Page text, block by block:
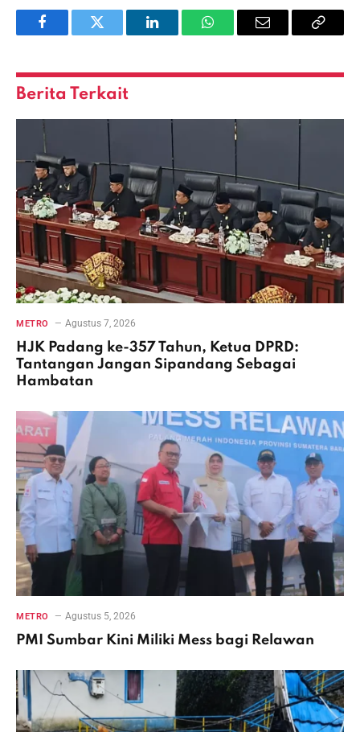
FacebookTwitter LinkedInWhatsAppEmail
Copy
Berita Terkait
METRO Agustus 7, 2026
HJK Padang ke-357 Tahun, Ketua DPRD:
Tantangan Jangan Sipandang Sebagai
Hambatan
METRO Agustus 5, 2026
PMI Sumbar Kini Miliki Mess bagi Relawan